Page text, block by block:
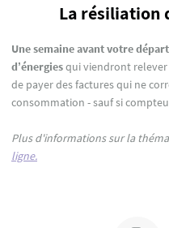
La résiliation
Une semaine avant votre départ
d’énergiesqui viendront relever
de payer des factures qui ne
consommation - sauf si
Plus d'informations sur la
ligne.